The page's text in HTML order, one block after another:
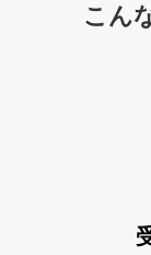
こん